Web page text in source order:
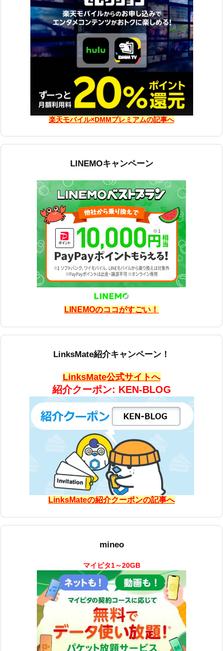
楽天モバイル×DMMプレミアムの記事へ
LINEMOキャンペーン
LINEMOのココがすごい！
LinksMate紹介キャンペーン！
LinksMate公式サイトへ
紹介クーポン: KEN-BLOG
LinksMateの紹介クーポンの記事へ
mineo
マイピタ1～20GB